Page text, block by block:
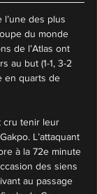
l’une des plus
du monde
de l’Atlas ont
au but (1-1, 3-2
en quarts de
cru tenir leur
L’attaquant
à la 72e minute
des siens
au passage